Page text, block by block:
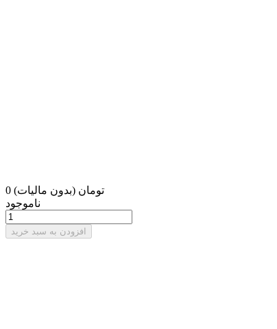
0 تومان (بدون مالیات)
ناموجود
افزودن به سبد خرید